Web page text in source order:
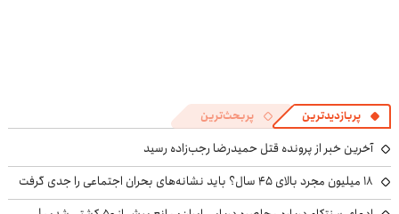
پربازدیدترین پربحث‌ترین
آخرین خبر از پرونده قتل حمیدرضا رجب‌زاده رسید
۱۸ میلیون مجرد بالای ۴۵ سال؟ باید نشانه‌های بحران اجتماعی را جدی گرفت